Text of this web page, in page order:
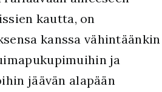
kautta, on
kanssa vähintäänkin
ja
jäävän alapään